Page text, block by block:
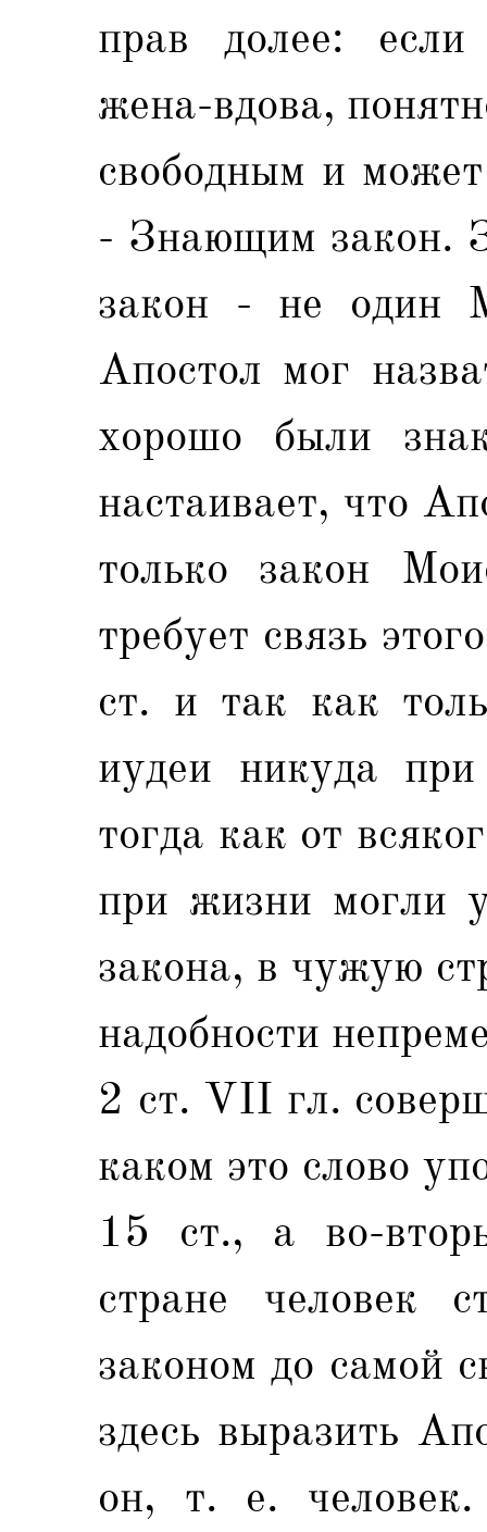
прав долее:
жена-вдова,
свободным и
- Знающим закон.
закон - не один
Апостол мог
хорошо были
настаивает, что
только закон
требует связь
ст. и так как
иудеи никуда
тогда как от
при жизни могли
закона, в чужую
надобности
2 ст. VII гл.
каком это слово
15 ст., а во-
стране человек
законом до самой
здесь выразить
он, т. е.